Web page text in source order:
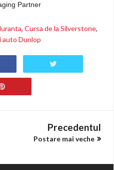
Partner
, Cursa de la Silverstone,
auto Dunlop
Precedentul
Postare mai veche